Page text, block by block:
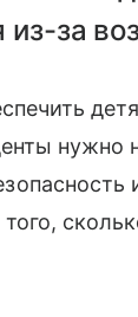
за
нужно
того,